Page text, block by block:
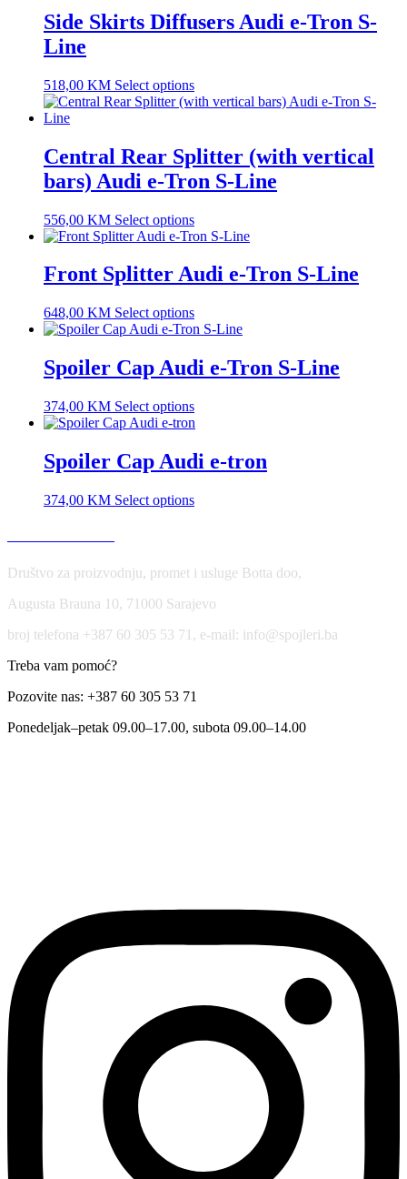
Side Skirts Diffusers Audi e-Tron S-
Line
518,00 KM Select options
Central Rear Splitter (with vertical
bars) Audi e-Tron S-Line
556,00 KM Select options
Front Splitter Audi e-Tron S-Line
648,00 KM Select options
Spoiler Cap Audi e-Tron S-Line
374,00 KM Select options
Spoiler Cap Audi e-tron
374,00 KM Select options
Društvo za proizvodnju, promet i usluge Botta doo,
Augusta Brauna 10, 71000 Sarajevo
broj telefona +387 60 305 53 71, e-mail: info@spojleri.ba
Treba vam pomoć?
Pozovite nas: +387 60 305 53 71
Ponedeljak–petak 09.00–17.00, subota 09.00–14.00